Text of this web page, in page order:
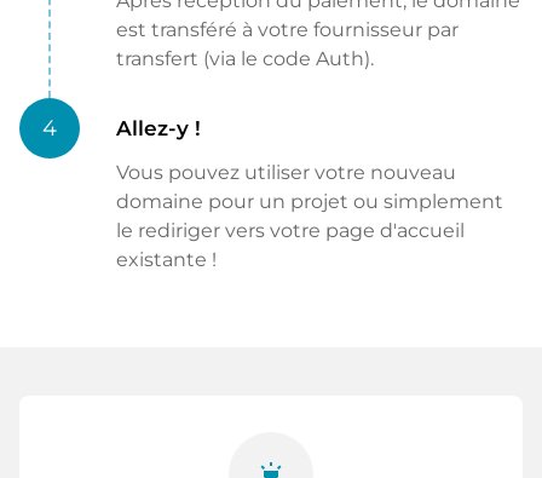
est transféré à votre fournisseur par
transfert (via le code Auth).
4 Allez-y !
Vous pouvez utiliser votre nouveau
domaine pour un projet ou simplement
le rediriger vers votre page d'accueil
existante !